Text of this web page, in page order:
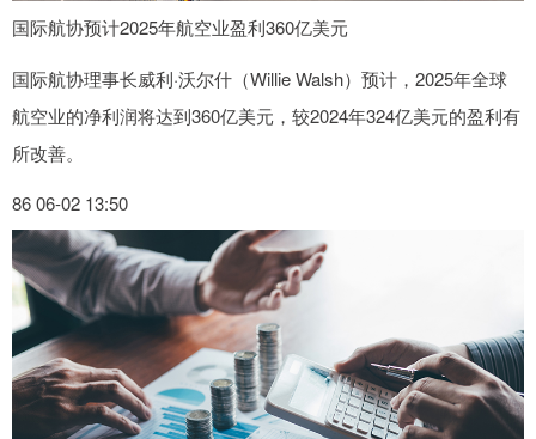
国际航协预计2025年航空业盈利360亿美元
国际航协理事长威利·沃尔什（Willie Walsh）预计，2025年全球
航空业的净利润将达到360亿美元，较2024年324亿美元的盈利有
所改善。
86 06-02 13:50